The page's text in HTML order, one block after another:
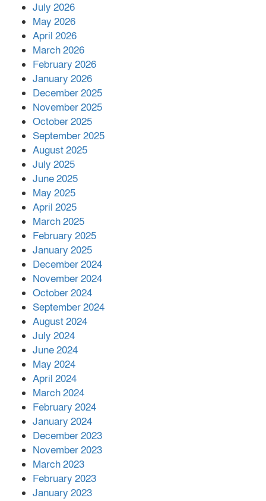
পর ফোন তারেক রহমানের,গ্যাস সঙ্কট
সহায়তা দিলেন সাচিং প্রু জেরী
July 2026
May 2026
April 2026
March 2026
February 2026
January 2026
December 2025
November 2025
October 2025
September 2025
August 2025
July 2025
June 2025
May 2025
April 2025
March 2025
February 2025
January 2025
December 2024
November 2024
October 2024
September 2024
August 2024
July 2024
June 2024
May 2024
April 2024
March 2024
February 2024
January 2024
December 2023
November 2023
March 2023
February 2023
January 2023